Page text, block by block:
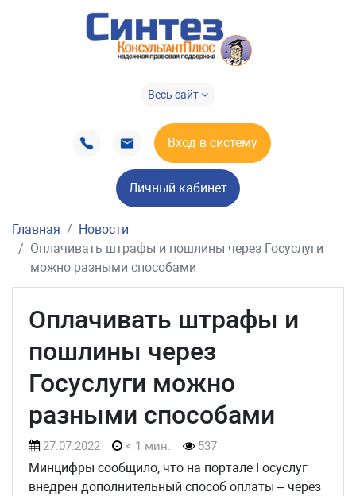
Весь сайт
Вход в систему
Личный кабинет
Главная
Новости
Оплачивать штрафы и пошлины через Госуслуги
можно разными способами
Оплачивать штрафы и
пошлины через
Госуслуги можно
разными способами
27.07.2022 < 1 мин. 537
Минцифры сообщило, что на портале Госуслуг
внедрен дополнительный способ оплаты – через